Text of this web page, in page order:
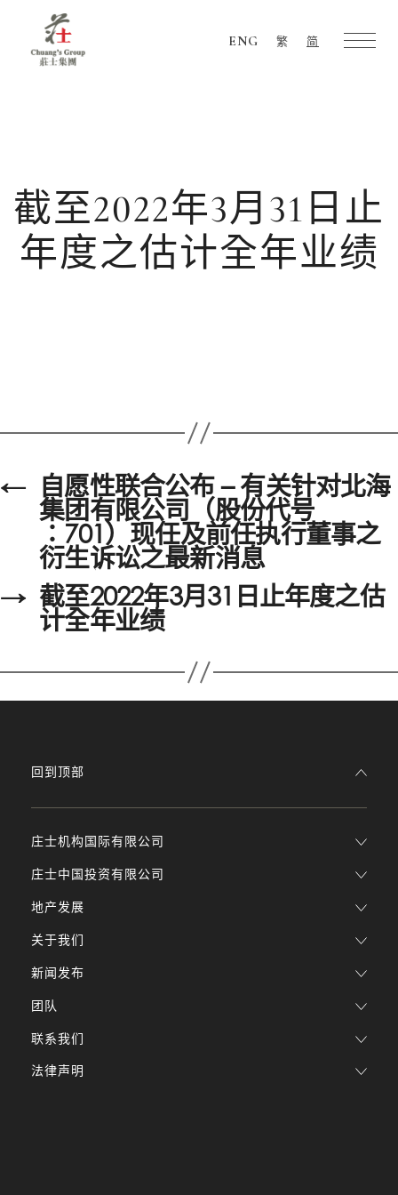
ENG 繁 简
截至2022年3月31日止
年度之估计全年业绩
← 自愿性联合公布 – 有关针对北海
集团有限公司（股份代号
∶701）现任及前任执行董事之
衍生诉讼之最新消息
→ 截至2022年3月31日止年度之估
计全年业绩
庄士机构国际有限公司
庄士中国投资有限公司
地产发展
关于我们
新闻发布
团队
回到顶部
联系我们
法律声明